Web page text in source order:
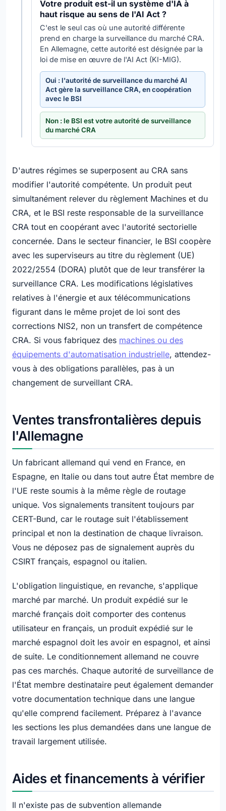
Votre produit est-il un système d'IA à
haut risque au sens de l'AI Act ?
C'est le seul cas où une autorité différente
prend en charge la surveillance du marché CRA.
En Allemagne, cette autorité est désignée par la
loi de mise en œuvre de l'AI Act (KI-MIG).
Oui : l'autorité de surveillance du marché AI
Act gère la surveillance CRA, en coopération
avec le BSI
Non : le BSI est votre autorité de surveillance
du marché CRA
D'autres régimes se superposent au CRA sans
modifier l'autorité compétente. Un produit peut
simultanément relever du règlement Machines et du
CRA, et le BSI reste responsable de la surveillance
CRA tout en coopérant avec l'autorité sectorielle
concernée. Dans le secteur financier, le BSI coopère
avec les superviseurs au titre du règlement (UE)
2022/2554 (DORA) plutôt que de leur transférer la
surveillance CRA. Les modifications législatives
relatives à l'énergie et aux télécommunications
figurant dans le même projet de loi sont des
corrections NIS2, non un transfert de compétence
CRA. Si vous fabriquez des machines ou des
équipements d'automatisation industrielle, attendez-
vous à des obligations parallèles, pas à un
changement de surveillant CRA.
Ventes transfrontalières depuis
l'Allemagne
Un fabricant allemand qui vend en France, en
Espagne, en Italie ou dans tout autre État membre de
l'UE reste soumis à la même règle de routage
unique. Vos signalements transitent toujours par
CERT-Bund, car le routage suit l'établissement
principal et non la destination de chaque livraison.
Vous ne déposez pas de signalement auprès du
CSIRT français, espagnol ou italien.
L'obligation linguistique, en revanche, s'applique
marché par marché. Un produit expédié sur le
marché français doit comporter des contenus
utilisateur en français, un produit expédié sur le
marché espagnol doit les avoir en espagnol, et ainsi
de suite. Le conditionnement allemand ne couvre
pas ces marchés. Chaque autorité de surveillance de
l'État membre destinataire peut également demander
votre documentation technique dans une langue
qu'elle comprend facilement. Préparez à l'avance
les sections les plus demandées dans une langue de
travail largement utilisée.
Aides et financements à vérifier
Il n'existe pas de subvention allemande